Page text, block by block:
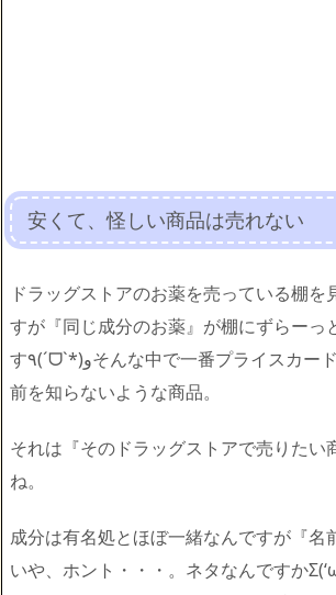
安くて、怪しい商品は売れない
ドラッグストアのお薬を売っている棚を
すが『同じ成分のお薬』が棚にずらーっ
す٩(ˊᗜˋ*)وそんな中で一番プライスカードが目について、名
前を知らないような商品。
それは『そのドラッグストアで売りたい
ね。
成分は有名処とほぼ一緒なんですが『名
いや、ホント・・・。ネタなんですか